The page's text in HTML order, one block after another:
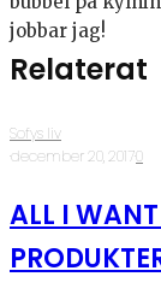
jobbar jag!
Relaterat
Sofys liv
·december 20, 2017·0
ALL I